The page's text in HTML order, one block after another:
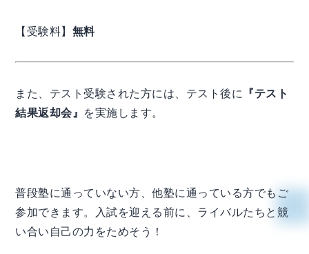
【受験料】 無料
また、テスト受験された方には、テスト後に 『テスト
結果返却会』 を実施します。
普段塾に通っていない方、他塾に通っている方でもご
参加できます。入試を迎える前に、ライバルたちと競
い合い自己の力をためそう！